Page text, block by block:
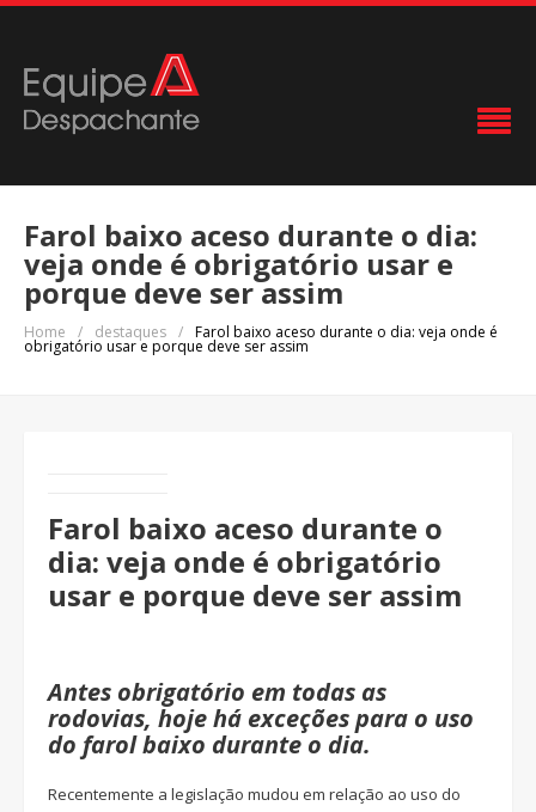
Farol baixo aceso durante o dia:
veja onde é obrigatório usar e
porque deve ser assim
Home / destaques / Farol baixo aceso durante o dia: veja onde é
obrigatório usar e porque deve ser assim
Farol baixo aceso durante o
dia: veja onde é obrigatório
usar e porque deve ser assim
Antes obrigatório em todas as
rodovias, hoje há exceções para o uso
do farol baixo durante o dia.
Recentemente a legislação mudou em relação ao uso do